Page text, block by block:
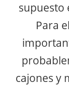
supuesto
Para
cajones y